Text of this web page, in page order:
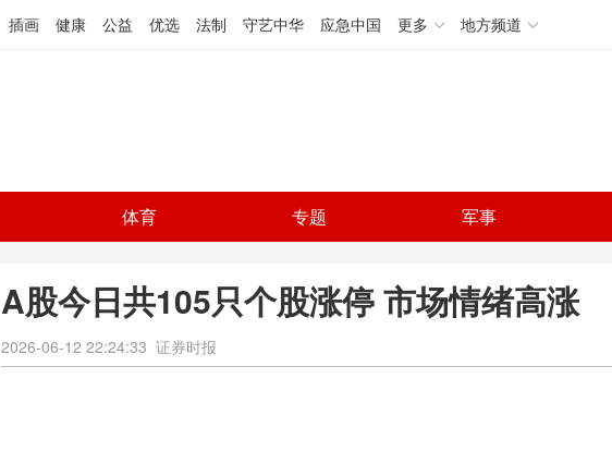
插画 健康 公益 优选 法制 守艺中华 应急中国 更多 地方频道
体育 专题 军事
A股今日共105只个股涨停 市场情绪高涨
2026-06-12 22:24:33 证券时报